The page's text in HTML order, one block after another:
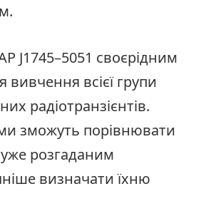
J1745–5051 своєрідним
вивчення всієї групи
радіотранзієнтів.
зможуть порівнювати
розгаданим
визначати їхню